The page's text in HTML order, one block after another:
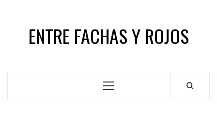
ENTRE FACHAS Y ROJOS
Primary